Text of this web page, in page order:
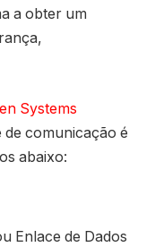
a obter um
Systems
de comunicação é
abaixo:
Enlace de Dados